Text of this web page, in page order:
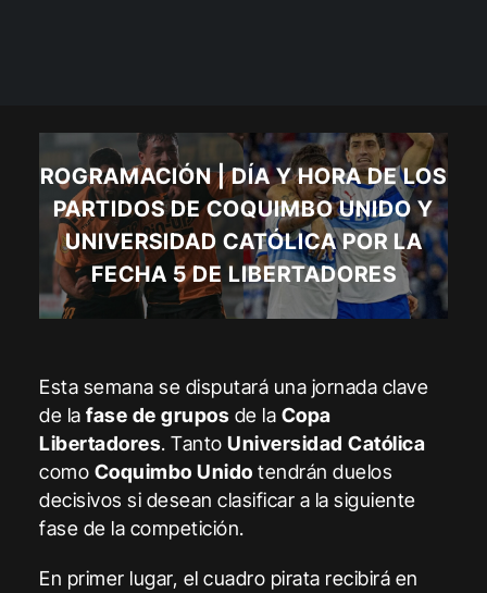
ROGRAMACIÓN | DÍA Y HORA DE LOS
PARTIDOS DE COQUIMBO UNIDO Y
UNIVERSIDAD CATÓLICA POR LA
FECHA 5 DE LIBERTADORES
Esta semana se disputará una jornada clave
de lafase de grupos de la Copa
Libertadores. TantoUniversidad Católica
como Coquimbo Unido tendrán duelos
decisivos si desean clasificar a la siguiente
fase de la competición.
En primer lugar, el cuadro pirata recibirá en